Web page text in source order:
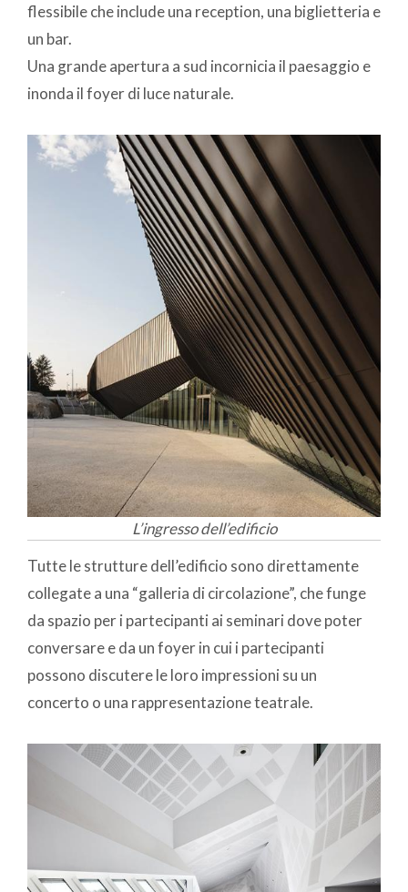
flessibile che include una reception, una biglietteria e
un bar.
Una grande apertura a sud incornicia il paesaggio e
inonda il foyer di luce naturale.
L’ingresso dell’edificio
Tutte le strutture dell’edificio sono direttamente
collegate a una “galleria di circolazione”, che funge
da spazio per i partecipanti ai seminari dove poter
conversare e da un foyer in cui i partecipanti
possono discutere le loro impressioni su un
concerto o una rappresentazione teatrale.